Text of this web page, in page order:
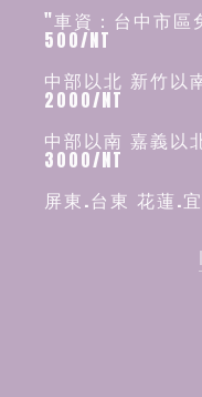
"車資：台中市區
500/NT
中部以北 新竹以
2000/NT
中部以南 嘉義以
3000/NT
屏東.台東 花蓮.